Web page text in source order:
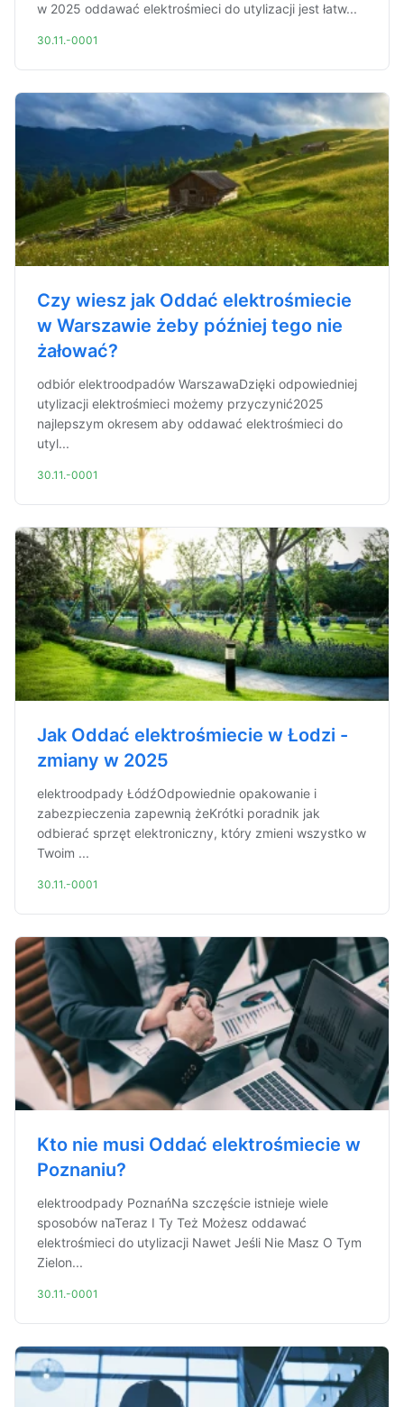
w 2025 oddawać elektrośmieci do utylizacji jest łatw...
30.11.-0001
Czy wiesz jak Oddać elektrośmiecie
w Warszawie żeby później tego nie
żałować?
odbiór elektroodpadów WarszawaDzięki odpowiedniej
utylizacji elektrośmieci możemy przyczynić2025
najlepszym okresem aby oddawać elektrośmieci do
utyl...
30.11.-0001
Jak Oddać elektrośmiecie w Łodzi -
zmiany w 2025
elektroodpady ŁódźOdpowiednie opakowanie i
zabezpieczenia zapewnią żeKrótki poradnik jak
odbierać sprzęt elektroniczny, który zmieni wszystko w
Twoim ...
30.11.-0001
Kto nie musi Oddać elektrośmiecie w
Poznaniu?
elektroodpady PoznańNa szczęście istnieje wiele
sposobów naTeraz I Ty Też Możesz oddawać
elektrośmieci do utylizacji Nawet Jeśli Nie Masz O Tym
Zielon...
30.11.-0001